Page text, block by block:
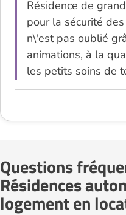
Résidence de
pour la sécurité
n\'est pas oublié
animations, à la
les petits soins de
Questions
Résidences
logement en